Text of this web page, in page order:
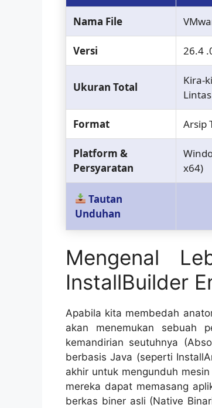
Nama File
Versi 26.4
Ukuran Total
Kira-
Format Arsip
Platform &
Persyaratan
x64)
Tautan
Unduhan
Mengenal
InstallBuilder
Apabila kita membedah
akan menemukan sebuah
kemandirian seutuhnya
berbasis Java (seperti
akhir untuk mengunduh
mereka dapat memasang
berkas biner asli (Native